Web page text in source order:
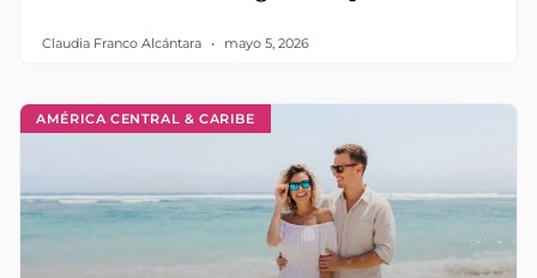
Claudia Franco Alcántara mayo 5, 2026
AMÉRICA CENTRAL & CARIBE